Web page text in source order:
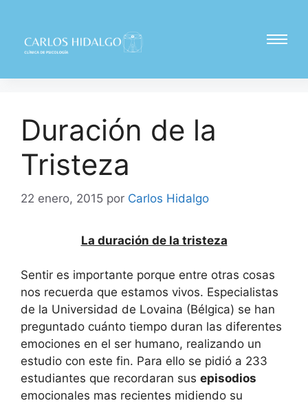
Duración de la
Tristeza
22 enero, 2015 por Carlos Hidalgo
La duración de la tristeza
Sentir es importante porque entre otras cosas
nos recuerda que estamos vivos. Especialistas
de la Universidad de Lovaina (Bélgica) se han
preguntado cuánto tiempo duran las diferentes
emociones en el ser humano, realizando un
estudio con este fin. Para ello se pidió a 233
estudiantes que recordaran sus episodios
emocionales mas recientes midiendo su